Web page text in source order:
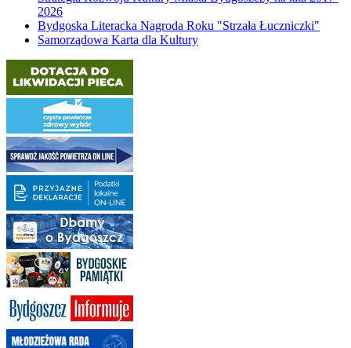
2026
Bydgoska Literacka Nagroda Roku "Strzała Łuczniczki"
Samorządowa Karta dla Kultury